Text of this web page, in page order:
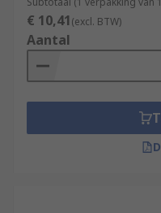
produced by the
number of
connector must be
Wire size- The
determined by the
the amount of
Wire sizes will be
€ 10,41(excl. BTW)
Aantal